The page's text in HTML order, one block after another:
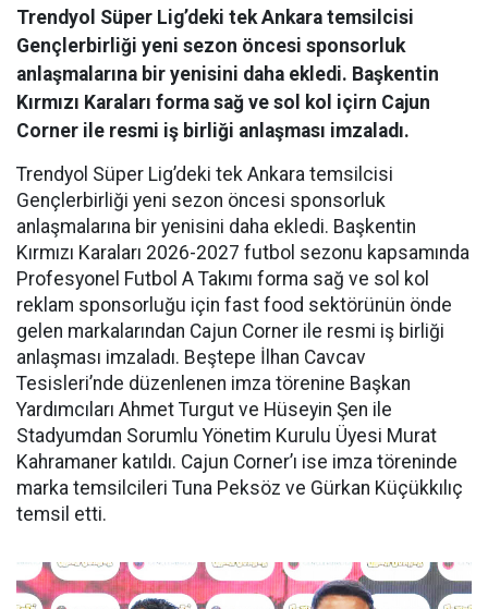
Trendyol Süper Lig’deki tek Ankara temsilcisi
Gençlerbirliği yeni sezon öncesi sponsorluk
anlaşmalarına bir yenisini daha ekledi. Başkentin
Kırmızı Karaları forma sağ ve sol kol içirn Cajun
Corner ile resmi iş birliği anlaşması imzaladı.
Trendyol Süper Lig’deki tek Ankara temsilcisi
Gençlerbirliği yeni sezon öncesi sponsorluk
anlaşmalarına bir yenisini daha ekledi. Başkentin
Kırmızı Karaları 2026-2027 futbol sezonu kapsamında
Profesyonel Futbol A Takımı forma sağ ve sol kol
reklam sponsorluğu için fast food sektörünün önde
gelen markalarından Cajun Corner ile resmi iş birliği
anlaşması imzaladı. Beştepe İlhan Cavcav
Tesisleri’nde düzenlenen imza törenine Başkan
Yardımcıları Ahmet Turgut ve Hüseyin Şen ile
Stadyumdan Sorumlu Yönetim Kurulu Üyesi Murat
Kahramaner katıldı. Cajun Corner’ı ise imza töreninde
marka temsilcileri Tuna Peksöz ve Gürkan Küçükkılıç
temsil etti.